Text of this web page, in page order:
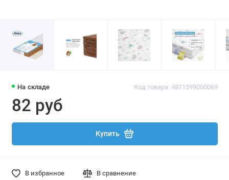
На складе Код товара: 4811599000069
82 руб
Купить
В избранное В сравнение